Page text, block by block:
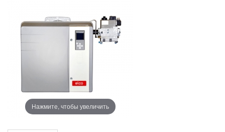
Нажмите, чтобы увеличить